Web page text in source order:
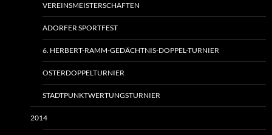
VEREINSMEISTERSCHAFTEN
ADORFER SPORTFEST
6. HERBERT-RAMM-GEDÄCHTNIS-DOPPEL-TURNIER
OSTERDOPPELTURNIER
STADTPUNKTWERTUNGSTURNIER
2014